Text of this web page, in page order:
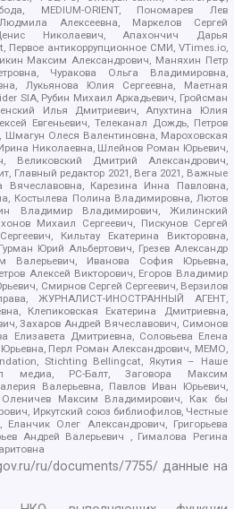
MEDIUM-ORIENT, Пономарев Лев
Алексеевна, Маркелов Сергей
Николаевич, Апахончич Дарья
Первое антикоррупционное СМИ, VTimes.io,
Максим Александрович, Маняхин Петр
Чуракова Ольга Владимировна,
Лукьянова Юлия Сергеевна, Маетная
SIA, Рубин Михаил Аркадьевич, Гройсман
Илья Дмитриевич, Апухтина Юлия
Евгеньевич, Телеканал Дождь, Петров
Шмагун Олеся Валентиновна, Мароховская
Николаевна, Шлейнов Роман Юрьевич,
Великовский Дмитрий Александрович,
Главный редактор 2021, Вега 2021, Важные
Вячеславовна, Карезина Инна Павловна,
Костылева Полина Владимировна, Лютов
Владимир Владимирович, Жилинский
Михаил Сергеевич, Пискунов Сергей
Кильтау Екатерина Викторовна,
Юрий Альбертович, Грезев Александр
Валерьевич, Иванова София Юрьевна,
Алексей Викторович, Егоров Владимир
Смирнов Сергей Сергеевич, Верзилов
ЖУРНАЛИСТ-ИНОСТРАННЫЙ АГЕНТ,
Клепиковская Екатерина Дмитриевна,
Захаров Андрей Вячеславович, Симонов
Елизавета Дмитриевна, Соловьева Елена
Перл Роман Александрович, МЕМО,
Stichting Bellingcat, Якутия – Наше
медиа, РС-Балт, Заговора Максим
Валерьевна, Павлов Иван Юрьевич,
Оленичев Максим Владимирович, Как бы
Иркутский союз библиофилов, Честные
Олег Александрович, Григорьева
Андрей Валерьевич , Гималова Регина
ru/documents/7755/ данные на